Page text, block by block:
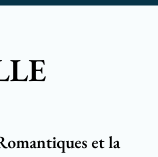
et la